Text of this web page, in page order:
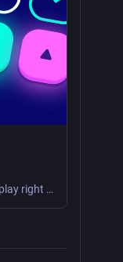
Figure is a daily logic puzzle game, free to play right in your browser. Clear all the tiles before running out of moves!